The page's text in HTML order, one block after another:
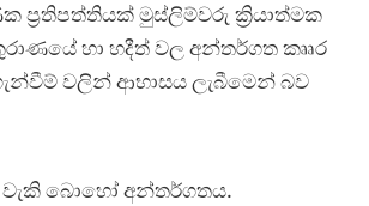
ප්‍රතිපත්තියක් මුස්ලිම්වරු ක්‍රියාත්මක
හා හදීත් වල අන්තර්ගත කෲර
වලින් ආභාසය ලැබීමෙන් බව
වැකි බොහෝ අන්තර්ගතය.